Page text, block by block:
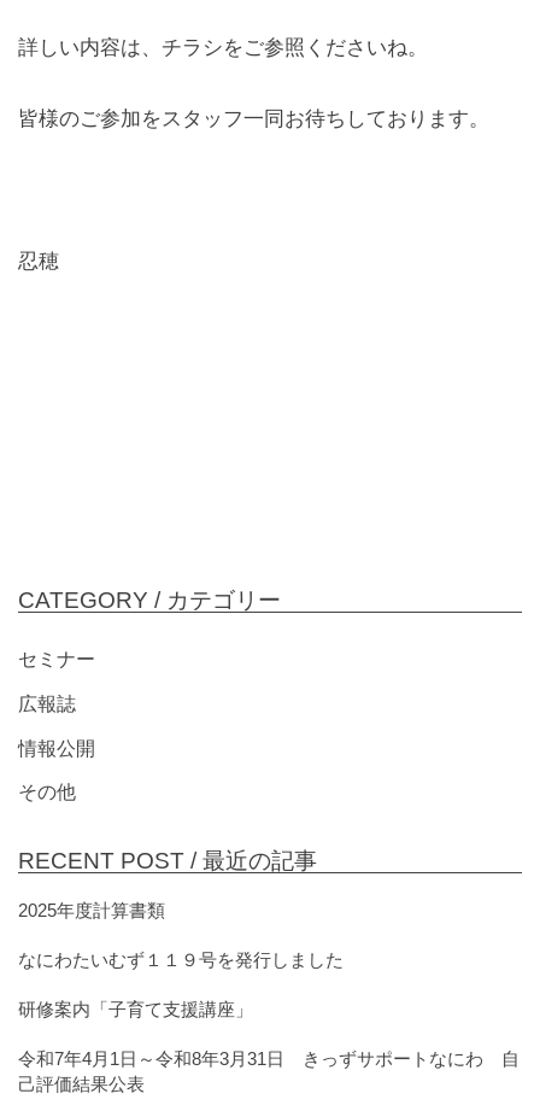
詳しい内容は、チラシをご参照くださいね。
皆様のご参加をスタッフ一同お待ちしております。
忍穂
CATEGORY / カテゴリー
セミナー
広報誌
情報公開
その他
RECENT POST /最近の記事
2025年度計算書類
なにわたいむず１１９号を発行しました
研修案内「子育て支援講座」
令和7年4月1日～令和8年3月31日 きっずサポートなにわ 自
己評価結果公表